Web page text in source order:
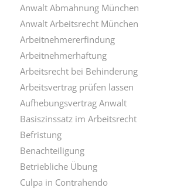
Anwalt Abmahnung München
Anwalt Arbeitsrecht München
Arbeitnehmererfindung
Arbeitnehmerhaftung
Arbeitsrecht bei Behinderung
Arbeitsvertrag prüfen lassen
Aufhebungsvertrag Anwalt
Basiszinssatz im Arbeitsrecht
Befristung
Benachteiligung
Betriebliche Übung
Culpa in Contrahendo